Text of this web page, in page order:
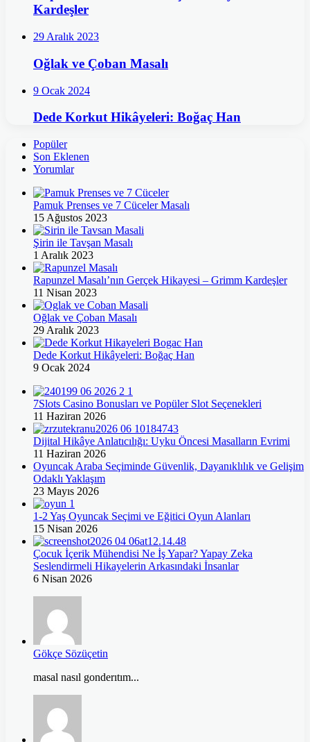
Kardeşler
29 Aralık 2023
Oğlak ve Çoban Masalı
9 Ocak 2024
Dede Korkut Hikâyeleri: Boğaç Han
Popüler
Son Eklenen
Yorumlar
Pamuk Prenses ve 7 Cüceler Masalı
15 Ağustos 2023
Şirin ile Tavşan Masalı
1 Aralık 2023
Rapunzel Masalı’nın Gerçek Hikayesi – Grimm Kardeşler
11 Nisan 2023
Oğlak ve Çoban Masalı
29 Aralık 2023
Dede Korkut Hikâyeleri: Boğaç Han
9 Ocak 2024
7Slots Casino Bonusları ve Popüler Slot Seçenekleri
11 Haziran 2026
Dijital Hikâye Anlatıcılığı: Uyku Öncesi Masalların Evrimi
11 Haziran 2026
Oyuncak Araba Seçiminde Güvenlik, Dayanıklılık ve Gelişim
Odaklı Yaklaşım
23 Mayıs 2026
1-2 Yaş Oyuncak Seçimi ve Eğitici Oyun Alanları
15 Nisan 2026
Çocuk İçerik Mühendisi Ne İş Yapar? Yapay Zeka
Seslendirmeli Hikayelerin Arkasındaki İnsanlar
6 Nisan 2026
Gökçe Sözüçetin
masal nasıl gonderıtım...